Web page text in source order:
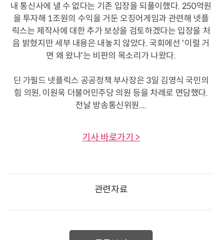
내 통신사에 낼 수 없다는 기존 입장을 되풀이했다. 250억원
을 투자해 1조원의 수익을 거둔 오징어게임과 관련해 넷플
릭스는 제작사에 대한 추가 보상을 검토하겠다는 입장을 처
음 밝혔지만 세부 내용은 내놓지 않았다. 국회에선 '이럴 거
면 왜 왔냐'는 비판의 목소리가 나왔다.
딘 가필드 넷플릭스 공공정책 부사장은 3일 김영식 국민의
힘 의원, 이원욱 더불어민주당 의원 등을 차례로 면담했다.
전날 방송통신위원....
기사 바로가기 >
관련자료